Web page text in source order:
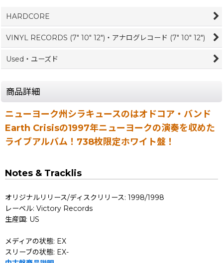
HARDCORE
VINYL RECORDS (7" 10" 12")・アナログレコード (7" 10" 12")
Used・ユーズド
商品詳細
ニューヨーク州シラキュースのはオドコア・バンド
Earth Crisisの1997年ニューヨークの演奏を収めた
ライブアルバム！738枚限定ホワイト盤！
Notes & Tracklis
オリジナルリリース/ディスクリリース: 1998/1998
レーベル: Victory Records
生産国: US
メディアの状態: EX
スリーブの状態: EX-